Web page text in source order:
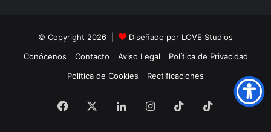
© Copyright 2026 | Diseñado por LOVE Studios
Conócenos
Contacto Aviso Legal
Política de Privacidad
Política de Cookies
Rectificaciones
Facebook LinkedInInstagram
TikTok